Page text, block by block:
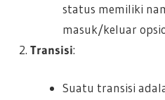
status memiliki
masuk/keluar
Transisi:
Suatu transisi